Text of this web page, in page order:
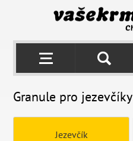
Granule pro jezevčíky
Jezevčík